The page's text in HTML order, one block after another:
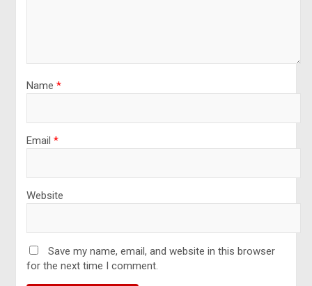
Name *
Email *
Website
Save my name, email, and website in this browser
for the next time I comment.